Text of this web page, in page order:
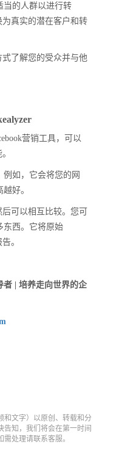
当的人群以进行转
为真实的潜在客户和转
式了解您的受众并与他
营销工具，可以
例如，它会将您的网
好。
后可以相互比较。您可
东西。它将原始
。
者 | 培养走向世界的企
和文字）以原创、转载和分
告知，我们将会在第一时间
处理请联系客服。